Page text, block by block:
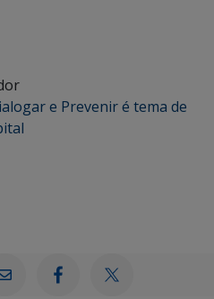
e Prevenir é tema de